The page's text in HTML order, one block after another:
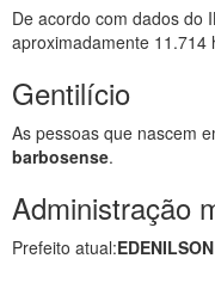
De acordo com dados do
aproximadamente 11.714
Gentilício
As pessoas que nascem
barbosense.
Administração
Prefeito atual: